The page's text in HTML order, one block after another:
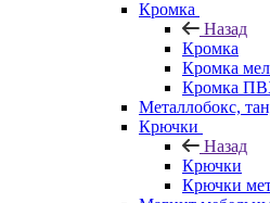
Кромка
Назад
Кромка
Кромка
Кромка
Металлобокс,
Крючки
Назад
Крючки
Крючки